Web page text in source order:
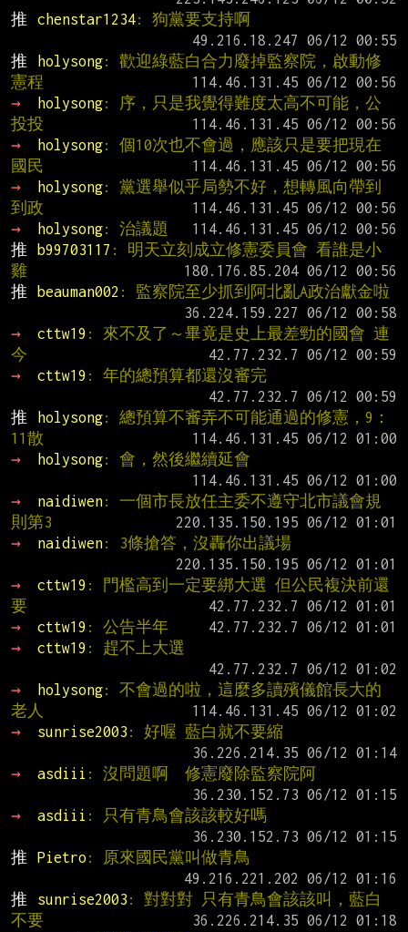
推
chenstar1234: 狗黨要支持啊
推
holysong: 歡迎綠藍白合力廢掉監察院，啟動修
憲程
→
holysong: 序，只是我覺得難度太高不可能，公
投投
→
holysong: 個10次也不會過，應該只是要把現在
國民
→
holysong: 黨選舉似乎局勢不好，想轉風向帶到
到政
→
holysong: 治議題
推
b99703117 : 明天立刻成立修憲委員會 看誰是小
雞
推
beauman002 : 監察院至少抓到阿北亂A政治獻金啦
→
cttw19 : 來不及了～畢竟是史上最差勁的國會 連
今
→
cttw19 : 年的總預算都還沒審完
推
holysong: 總預算不審弄不可能通過的修憲，9：
11散
→
holysong: 會，然後繼續延會
→
naidiwen: 一個市長放任主委不遵守北市議會規
則第3
→
naidiwen: 3條搶答，沒轟你出議場
→
cttw19 : 門檻高到一定要綁大選 但公民複決前還
要
→
cttw19 : 公告半年
→
cttw19 : 趕不上大選
→
holysong: 不會過的啦，這麼多讀殯儀館長大的
老人
→
sunrise2003 : 好喔 藍白就不要縮
→
asdiii : 沒問題啊  修憲廢除監察院阿
→
asdiii : 只有青鳥會該該較好嗎
推
Pietro : 原來國民黨叫做青鳥
推
sunrise2003 : 對對對 只有青鳥會該該叫，藍白
不要